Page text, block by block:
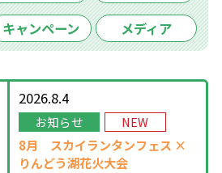
キャンペーン メディア
2026.8.4
お知らせ NEW
8月 スカイランタンフェス ×
りんどう湖花火大会